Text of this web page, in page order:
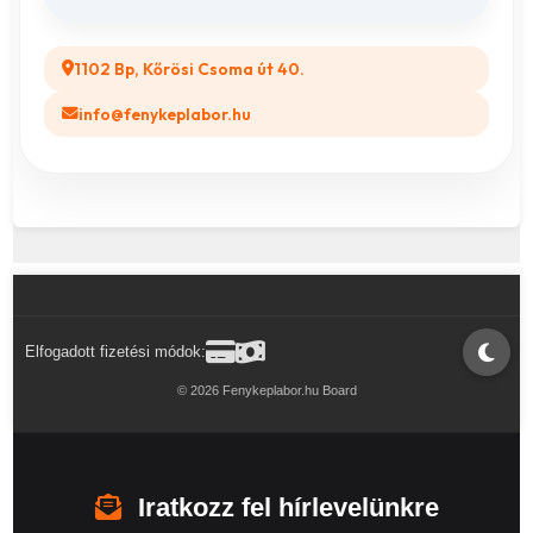
1102 Bp, Kőrösi Csoma út 40.
info@fenykeplabor.hu
Elfogadott fizetési módok:
© 2026 Fenykeplabor.hu Board
Iratkozz fel hírlevelünkre